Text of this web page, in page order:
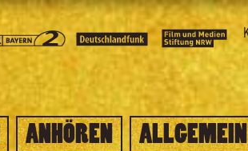
ANHÖREN ALLGEMEIN